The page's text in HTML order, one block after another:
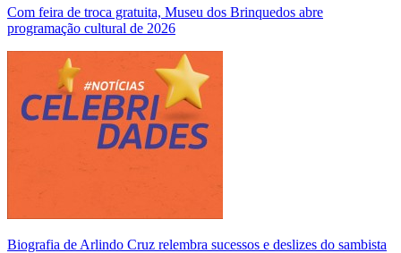
Com feira de troca gratuita, Museu dos Brinquedos abre
programação cultural de 2026
Biografia de Arlindo Cruz relembra sucessos e deslizes do sambista